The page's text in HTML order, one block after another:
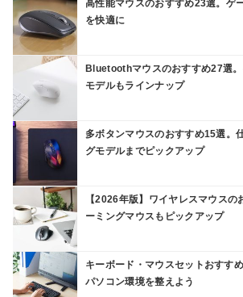
高性能マウスのおすすめ23選。ゲ
を快適に
Bluetoothマウスのおすすめ27選
モデルもラインナップ
多ボタンマウスのおすすめ15選。
グモデルまでピックアップ
【2026年版】ワイヤレスマウス
ーミングマウスもピックアップ
キーボード・マウスセットおすす
パソコン環境を整えよう